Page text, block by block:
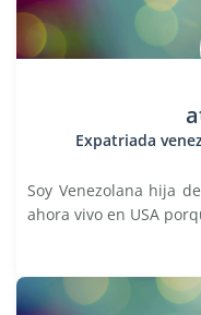
Expatriada
Soy Venezolana hija
ahora vivo en USA